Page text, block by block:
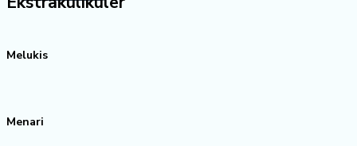
Melukis
Menari